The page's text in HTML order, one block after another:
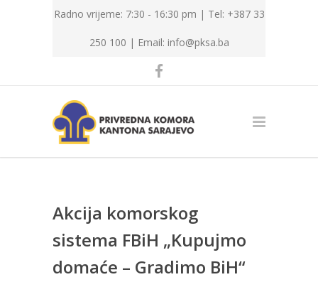
Radno vrijeme: 7:30 - 16:30 pm | Tel: +387 33
250 100 | Email: info@pksa.ba
Akcija komorskog
sistema FBiH „Kupujmo
domaće – Gradimo BiH“